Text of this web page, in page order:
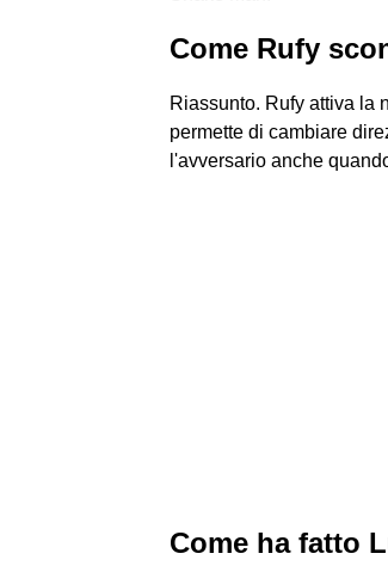
Come Rufy
Riassunto. Rufy attiva la
permette di cambiare
l'avversario anche
Come ha fatto